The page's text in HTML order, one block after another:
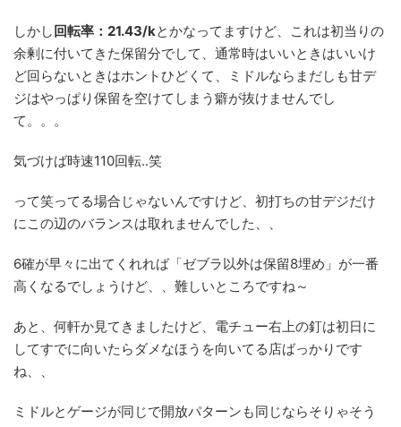
しかし回転率：21.43/kとかなってますけど、これは初当りの
余剰に付いてきた保留分でして、通常時はいいときはいいけ
ど回らないときはホントひどくて、ミドルならまだしも甘デ
ジはやっぱり保留を空けてしまう癖が抜けませんでし
て。。。
気づけば時速110回転..笑
って笑ってる場合じゃないんですけど、初打ちの甘デジだけ
にこの辺のバランスは取れませんでした、、
6確が早々に出てくれれば「ゼブラ以外は保留8埋め」が一番
高くなるでしょうけど、、難しいところですね～
あと、何軒か見てきましたけど、電チュー右上の釘は初日に
してすでに向いたらダメなほうを向いてる店ばっかりです
ね、、
ミドルとゲージが同じで開放パターンも同じならそりゃそう